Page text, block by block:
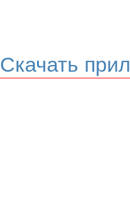
Скачать